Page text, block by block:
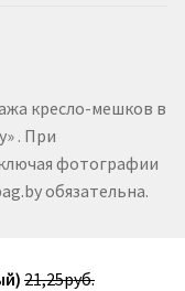
кресло-мешков в
. При
фотографии
обязательна.
21,25руб.